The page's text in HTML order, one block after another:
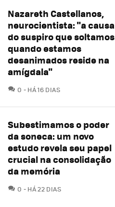
Nazareth Castellanos,
neurocientista: "a causa
do suspiro que soltamos
quando estamos
desanimados reside na
amígdala"
0 COMENTÁRIOS
HÁ 16 DIAS
Subestimamos o poder
da soneca: um novo
estudo revela seu papel
crucial na consolidação
da memória
0 COMENTÁRIOS
HÁ 22 DIAS